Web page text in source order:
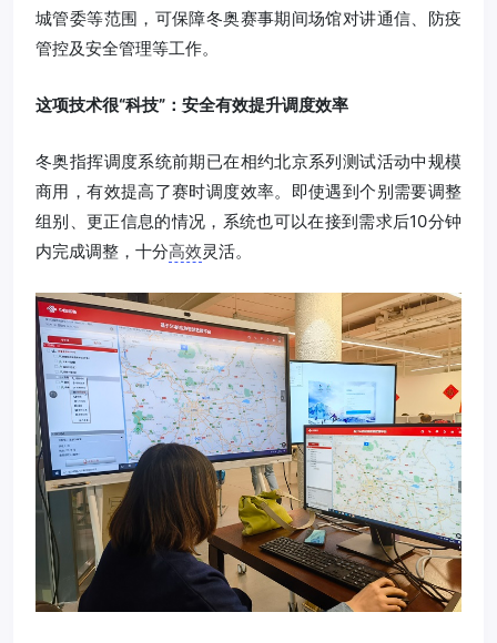
城管委等范围，可保障冬奥赛事期间场馆对讲通信、防疫
管控及安全管理等工作。
这项技术很“科技”：安全有效提升调度效率
冬奥指挥调度系统前期已在相约北京系列测试活动中规模
商用，有效提高了赛时调度效率。即使遇到个别需要调整
组别、更正信息的情况，系统也可以在接到需求后10分钟
内完成调整，十分高效灵活。